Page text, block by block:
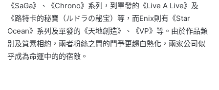
《SaGa》、《Chrono》系列，到單發的《Live A Live》及
《路特卡的秘寶（ルドラの秘宝）等，而Enix則有《Star
Ocean》系列及單發的《天地創造》、《VP》等。由於作品類
別及質素相約，兩者粉絲之間的鬥爭更趨白熱化，兩家公司似
乎成為命運中的的宿敵。